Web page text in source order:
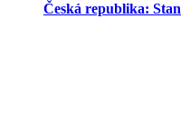
Česká republika: